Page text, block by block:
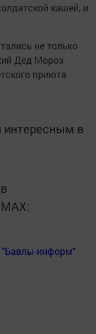
кашей, и
не только
Дед Мороз
приюта
в
"Бавлы-информ"